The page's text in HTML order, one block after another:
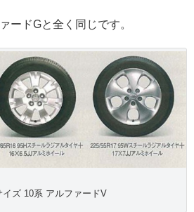
ードGと全く同じです。
イズ 10系 アルファードV